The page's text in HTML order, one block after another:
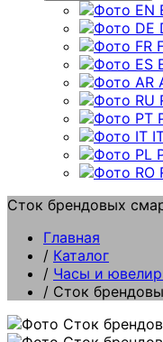
Сток брендовых
Главная
/ Каталог
/ Часы и
/ Сток